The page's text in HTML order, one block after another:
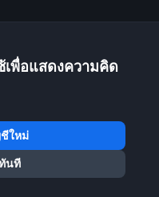
เพื่อแสดงความคิด
ใหม่
นที